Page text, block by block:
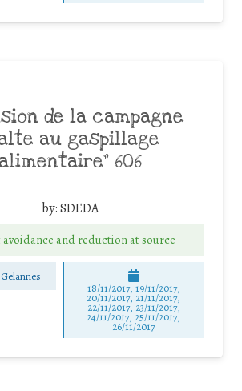
de la campagne
au gaspillage
alimentaire” 606
by:SDEDA
and reduction at source
Gelannes
18/11/2017, 19/11/2017,
20/11/2017, 21/11/2017,
22/11/2017, 23/11/2017,
24/11/2017, 25/11/2017,
26/11/2017